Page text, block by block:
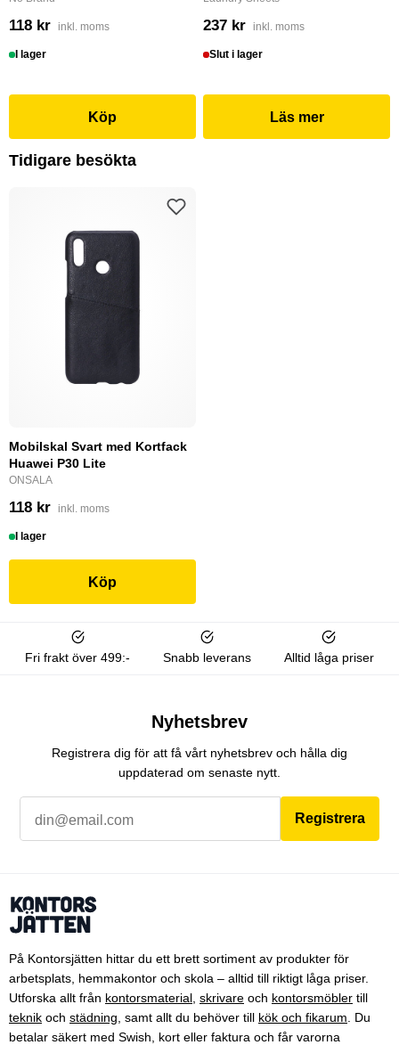
118 kr inkl. moms
I lager
Köp
237 kr inkl. moms
Slut i lager
Läs mer
Tidigare besökta
Mobilskal Svart med Kortfack
Huawei P30 Lite
ONSALA
118 kr inkl. moms
I lager
Köp
Fri frakt över 499:- Snabb leverans Alltid låga priser
Nyhetsbrev
Registrera dig för att få vårt nyhetsbrev och hålla dig
uppdaterad om senaste nytt.
Registrera
På Kontorsjätten hittar du ett brett sortiment av produkter för
arbetsplats, hemmakontor och skola – alltid till riktigt låga priser.
Utforska allt från kontorsmaterial skrivare och kontorsmöbler till
teknik och städning , samt allt du behöver till kök och fikarum . Du
betalar säkert med Swish, kort eller faktura och får varorna